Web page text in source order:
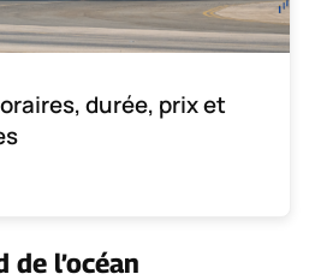
durée, prix et
de l’océan